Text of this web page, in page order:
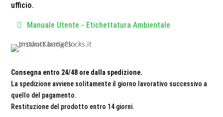
ufficio.
Manuale Utente - Etichettatura Ambientale
Consegna entro 24/48 ore dalla spedizione.
La spedizione avviene solitamente il giorno lavorativo successivo a
quello del pagamento.
Restituzione del prodotto entro 14 giorni.